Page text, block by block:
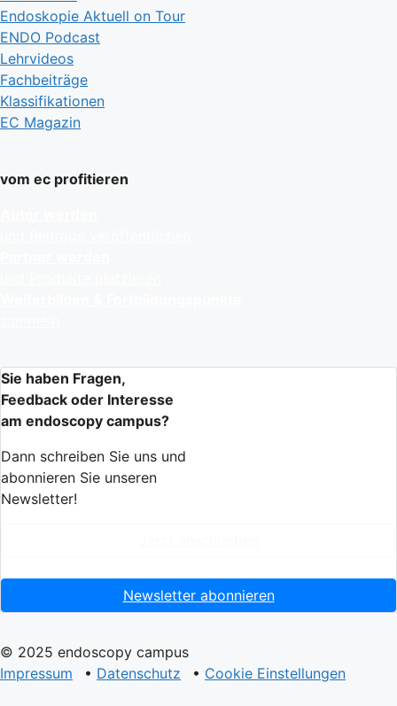
Endoskopie Aktuell on Tour
ENDO Podcast
Lehrvideos
Fachbeiträge
Klassifikationen
EC Magazin
vom ec profitieren
Sie haben Fragen,
Feedback oder Interesse
am endoscopy campus?
Dann schreiben Sie uns und
abonnieren Sie unseren
Newsletter!
Newsletter abonnieren
© 2025 endoscopy campus
Impressum
• Datenschutz • Cookie Einstellungen